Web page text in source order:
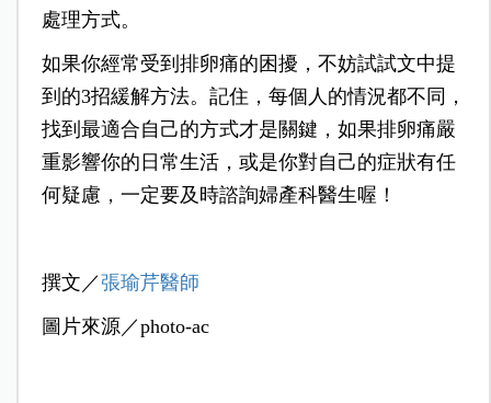
處理方式。
如果你經常受到排卵痛的困擾，不妨試試文中提
到的3招緩解方法。記住，每個人的情況都不同，
找到最適合自己的方式才是關鍵，如果排卵痛嚴
重影響你的日常生活，或是你對自己的症狀有任
何疑慮，一定要及時諮詢婦產科醫生喔！
撰文／張瑜芹醫師
圖片來源／photo-ac